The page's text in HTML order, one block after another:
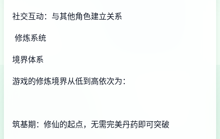
社交互动：与其他角色建立关系
修炼系统
境界体系
游戏的修炼境界从低到高依次为：
筑基期：修仙的起点，无需完美丹药即可突破